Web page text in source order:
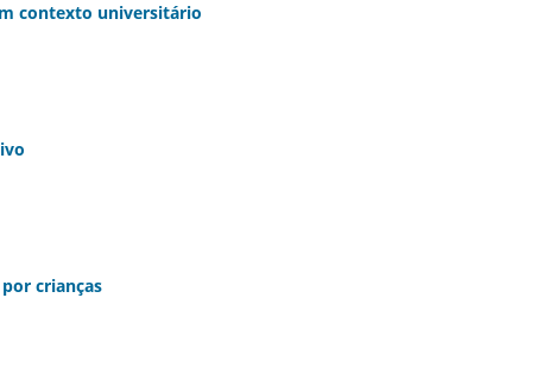
contexto universitário
crianças